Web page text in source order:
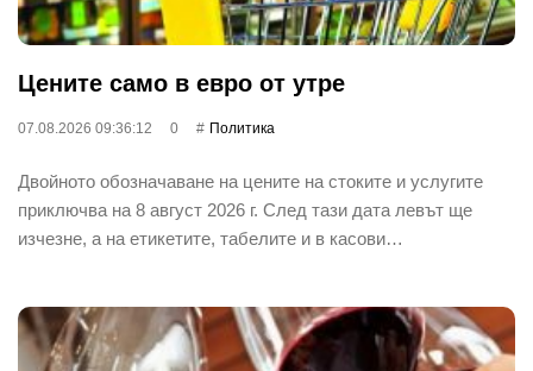
Цените само в евро от утре
07.08.2026 09:36:12 0 Политика
Двойното обозначаване на цените на стоките и услугите
приключва на 8 август 2026 г. След тази дата левът ще
изчезне, а на етикетите, табелите и в касови…